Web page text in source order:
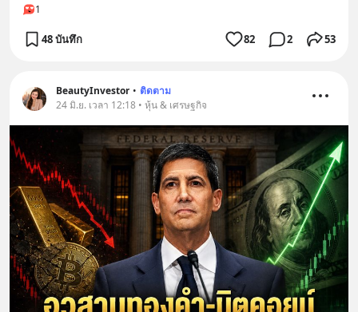
1
48 บันทึก 82 2 53
BeautyInvestor • ติดตาม
24 มิ.ย. เวลา 12:18 • หุ้น & เศรษฐกิจ